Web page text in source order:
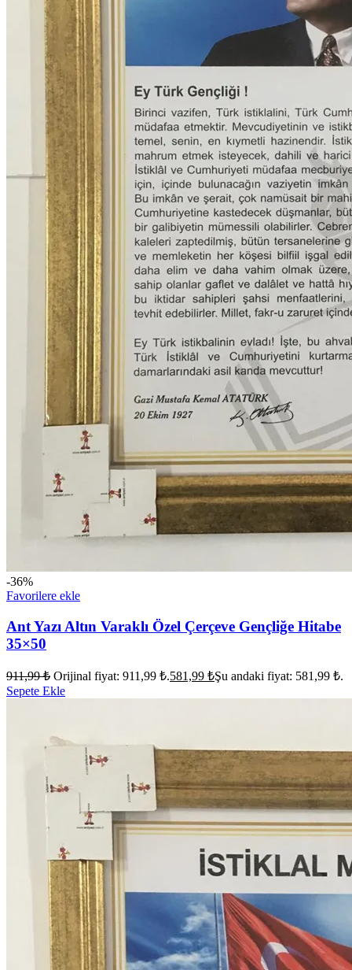
-36%
Favorilere ekle
Ant Yazı Altın Varaklı Özel Çerçeve Gençliğe Hitabe
35×50
911,99₺ Orijinal fiyat: 911,99 ₺.581,99 ₺Şu andaki fiyat: 581,99 ₺.
Sepete Ekle